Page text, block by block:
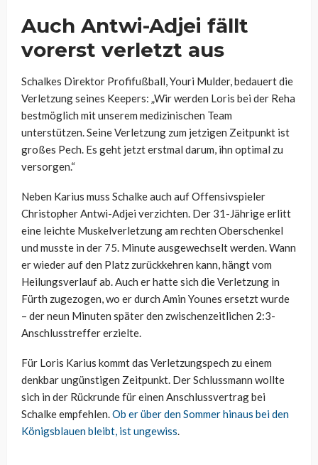
Auch Antwi-Adjei fällt
vorerst verletzt aus
Schalkes Direktor Profifußball, Youri Mulder, bedauert die
Verletzung seines Keepers: „Wir werden Loris bei der Reha
bestmöglich mit unserem medizinischen Team
unterstützen. Seine Verletzung zum jetzigen Zeitpunkt ist
großes Pech. Es geht jetzt erstmal darum, ihn optimal zu
versorgen.“
Neben Karius muss Schalke auch auf Offensivspieler
Christopher Antwi-Adjei verzichten. Der 31-Jährige erlitt
eine leichte Muskelverletzung am rechten Oberschenkel
und musste in der 75. Minute ausgewechselt werden. Wann
er wieder auf den Platz zurückkehren kann, hängt vom
Heilungsverlauf ab. Auch er hatte sich die Verletzung in
Fürth zugezogen, wo er durch Amin Younes ersetzt wurde
– der neun Minuten später den zwischenzeitlichen 2:3-
Anschlusstreffer erzielte.
Für Loris Karius kommt das Verletzungspech zu einem
denkbar ungünstigen Zeitpunkt. Der Schlussmann wollte
sich in der Rückrunde für einen Anschlussvertrag bei
Schalke empfehlen.Ob er über den Sommer hinaus bei den
Königsblauen bleibt, ist ungewiss.